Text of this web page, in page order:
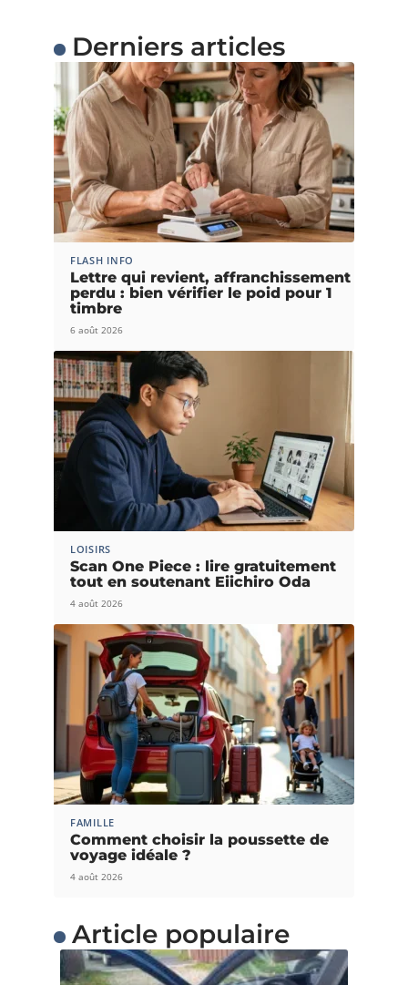
Derniers articles
FLASH INFO
Lettre qui revient, affranchissement
perdu : bien vérifier le poid pour 1
timbre
6 août 2026
LOISIRS
Scan One Piece : lire gratuitement
tout en soutenant Eiichiro Oda
4 août 2026
FAMILLE
Comment choisir la poussette de
voyage idéale ?
4 août 2026
Article populaire